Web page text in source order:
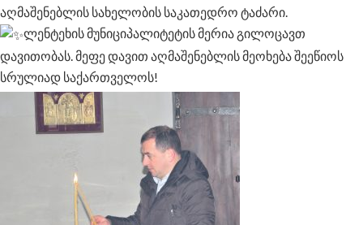
აღმაშენებლის სახელობის საკათედრო ტაძარი.
ლენტეხის მუნიციპალიტეტის მერია გილოცავთ
დავითობას. მეფე დავით აღმაშენებლის მეოხება შეეწიოს
სრულიად საქართველოს!